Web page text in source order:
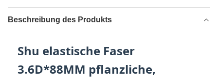
Beschreibung des Produkts
Shu elastische Faser
3.6D*88MM pflanzliche,